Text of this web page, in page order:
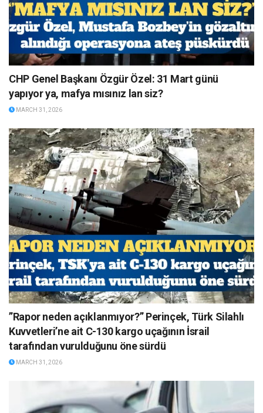
CHP Genel Başkanı Özgür Özel: 31 Mart günü
yapıyor ya, mafya mısınız lan siz?
MARCH 31, 2026
”Rapor neden açıklanmıyor?” Perinçek, Türk Silahlı
Kuvvetleri’ne ait C-130 kargo uçağının İsrail
tarafından vurulduğunu öne sürdü
MARCH 31, 2026